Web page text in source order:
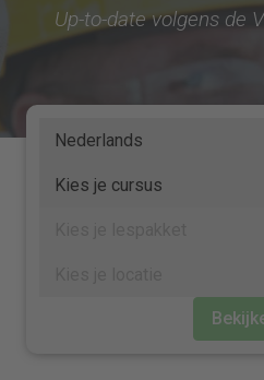
Up-to-date volgens de